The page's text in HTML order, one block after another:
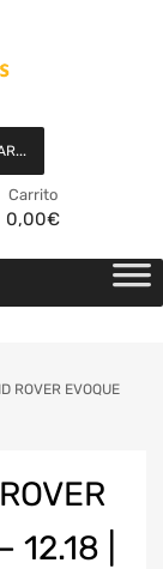
Carrito
0,00€
ROVER EVOQUE
|